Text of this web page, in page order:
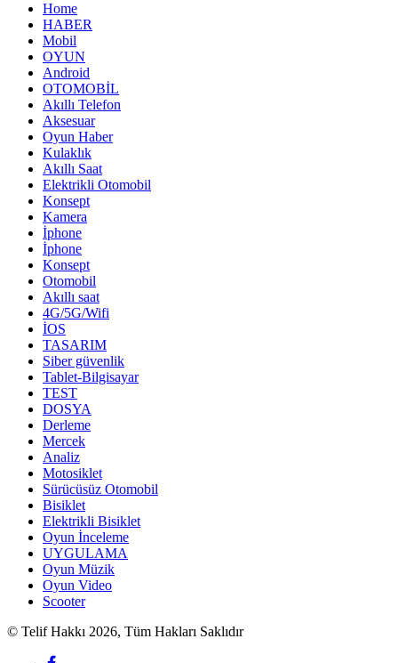
Home
HABER
Mobil
OYUN
Android
OTOMOBİL
Akıllı Telefon
Aksesuar
Oyun Haber
Kulaklık
Akıllı Saat
Elektrikli Otomobil
Konsept
Kamera
İphone
İphone
Konsept
Otomobil
Akıllı saat
4G/5G/Wifi
İOS
TASARIM
Siber güvenlik
Tablet-Bilgisayar
TEST
DOSYA
Derleme
Mercek
Analiz
Motosiklet
Sürücüsüz Otomobil
Bisiklet
Elektrikli Bisiklet
Oyun İnceleme
UYGULAMA
Oyun Müzik
Oyun Video
Scooter
© Telif Hakkı 2026, Tüm Hakları Saklıdır